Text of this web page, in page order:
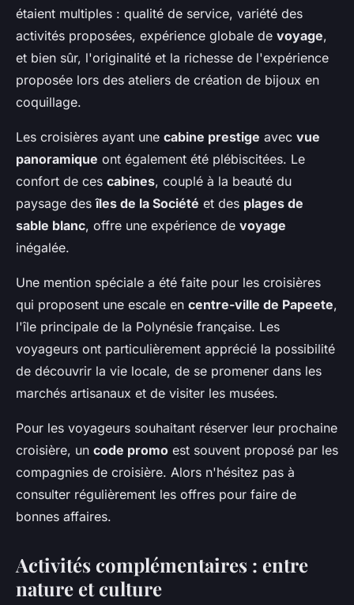
étaient multiples : qualité de service, variété des
activités proposées, expérience globale de voyage,
et bien sûr, l'originalité et la richesse de l'expérience
proposée lors des ateliers de création de bijoux en
coquillage.
Les croisières ayant une cabine prestige avec vue
panoramique ont également été plébiscitées. Le
confort de ces cabines, couplé à la beauté du
paysage desîles de la Société et des plages de
sable blanc, offre une expérience de voyage
inégalée.
Une mention spéciale a été faite pour les croisières
qui proposent une escale en centre-ville de Papeete,
l'île principale de la Polynésie française. Les
voyageurs ont particulièrement apprécié la possibilité
de découvrir la vie locale, de se promener dans les
marchés artisanaux et de visiter les musées.
Pour les voyageurs souhaitant réserver leur prochaine
croisière, un code promo est souvent proposé par les
compagnies de croisière. Alors n'hésitez pas à
consulter régulièrement les offres pour faire de
bonnes affaires.
Activités complémentaires : entre
nature et culture